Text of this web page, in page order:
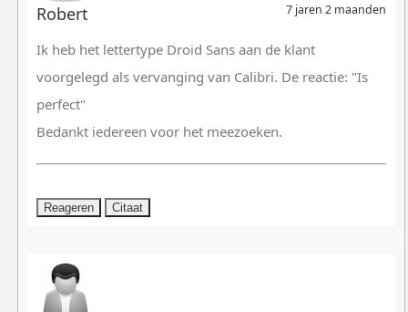
Robert 7 jaren 2 maanden
Ik heb het lettertype Droid Sans aan de klant
voorgelegd als vervanging van Calibri. De reactie: "Is
perfect"
Bedankt iedereen voor het meezoeken.
Reageren Citaat